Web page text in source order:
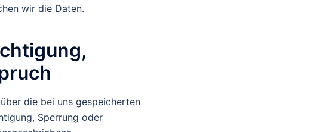
wir die Daten.
die bei uns gespeicherten
Sperrung oder